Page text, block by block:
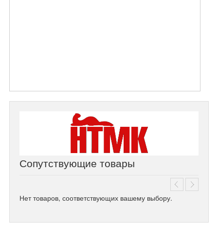
Сопутствующие товары
Нет товаров, соответствующих вашему выбору.